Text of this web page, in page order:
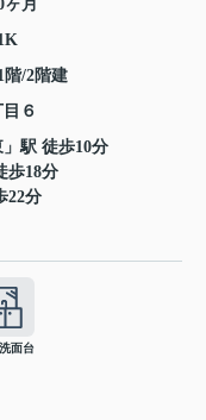
ヶ月
階/2階建
目６
」駅 徒歩10分
歩18分
22分
面台